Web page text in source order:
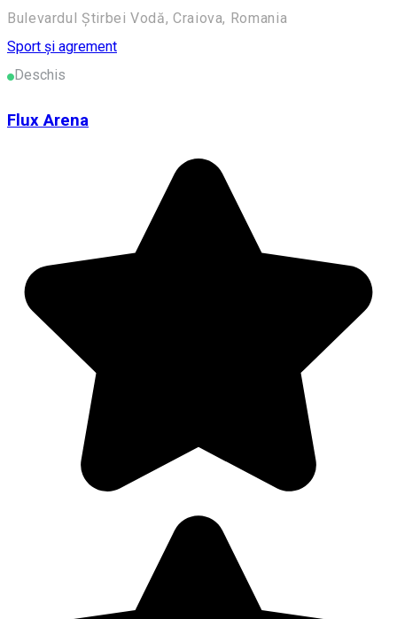
Bulevardul Știrbei Vodă, Craiova, Romania
Sport și agrement
Deschis
Flux Arena